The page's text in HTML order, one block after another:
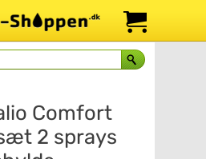
Comfort
2 sprays